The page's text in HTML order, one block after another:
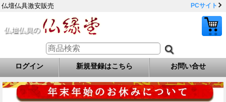
仏壇仏具激安販売 PCサイト
ログイン 新規登録はこちら お問い合せ